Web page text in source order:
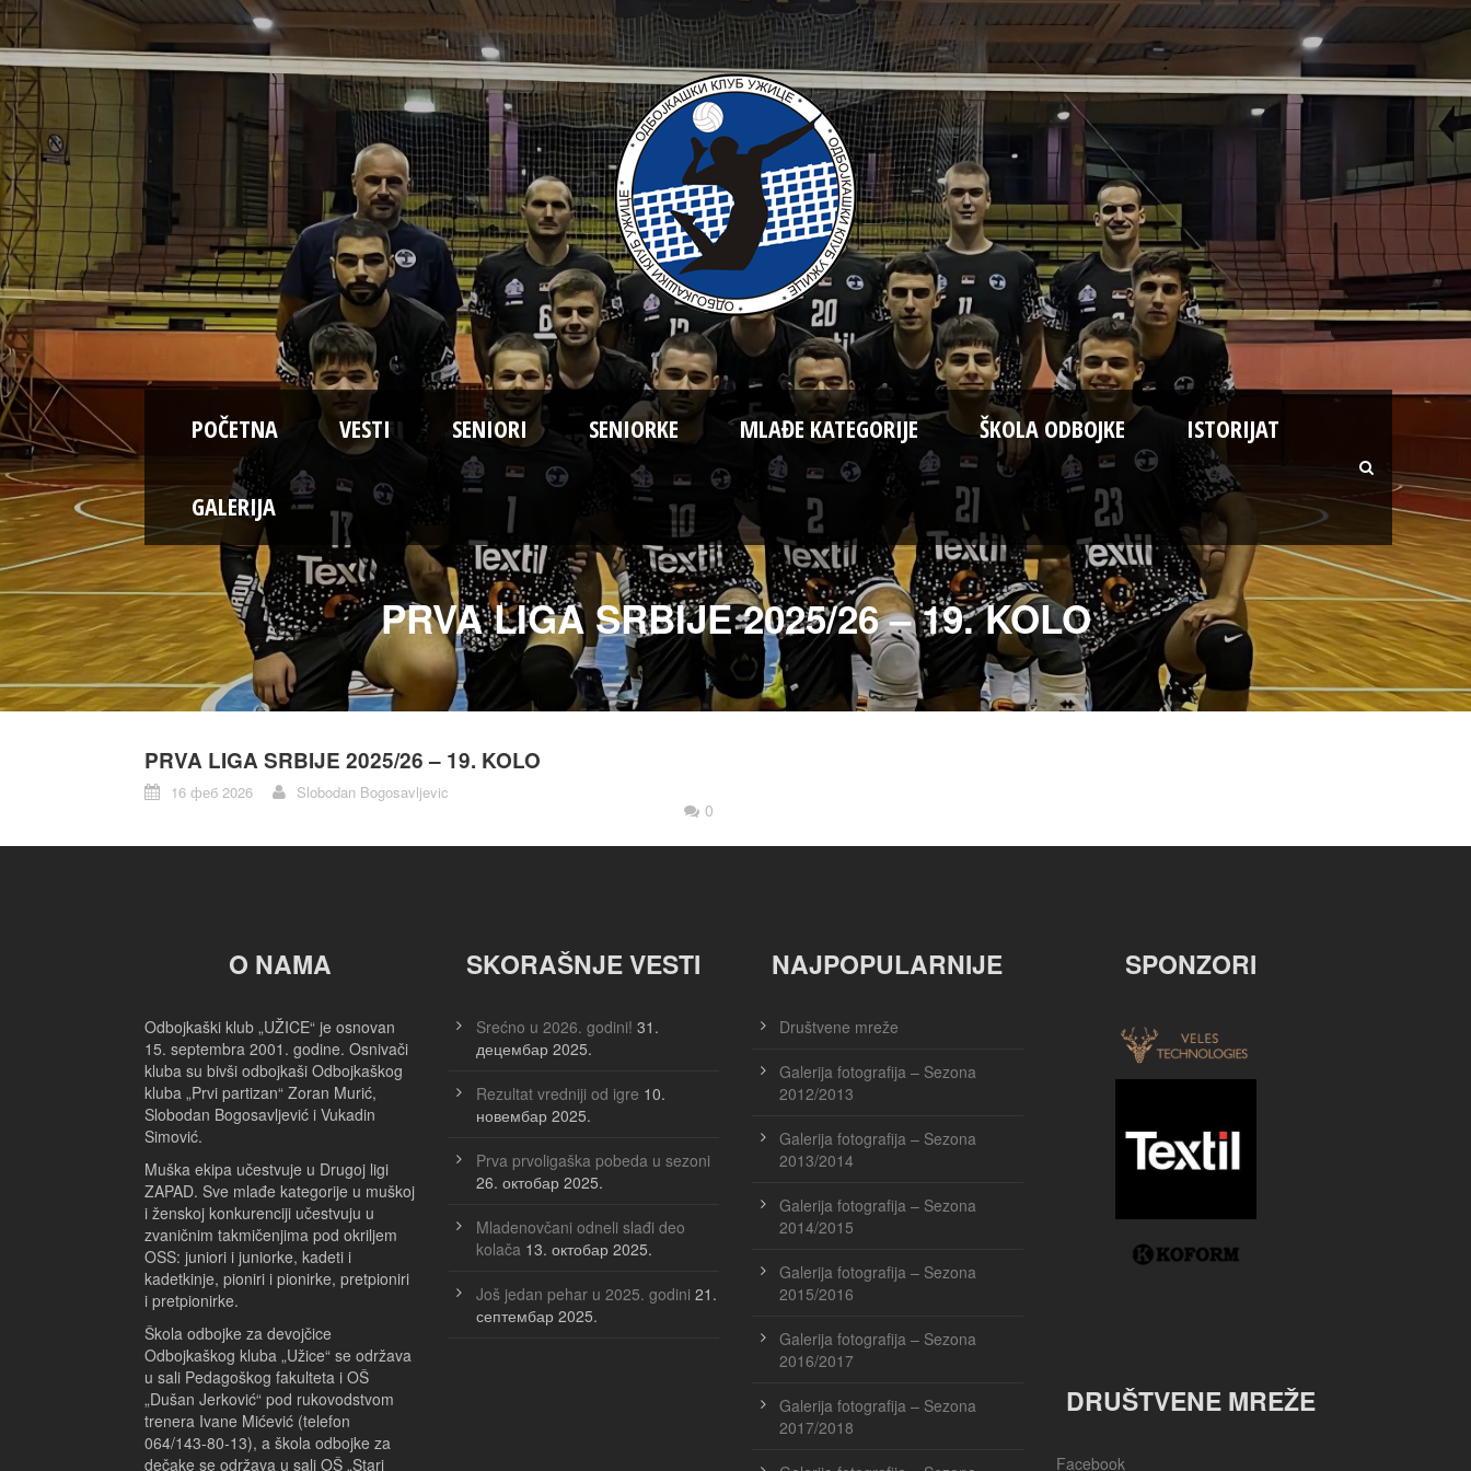
POČETNA VESTI SENIORI SENIORKE MLAĐE KATEGORIJE ŠKOLA ODBOJKE ISTORIJAT
GALERIJA
PRVA LIGA SRBIJE 2025/26 – 19. KOLO
PRVA LIGA SRBIJE 2025/26 – 19. KOLO
16 феб 2026 Slobodan Bogosavljevic
0
O NAMA
Odbojkaški klub „UŽICE“ je osnovan
15. septembra 2001. godine. Osnivači
kluba su bivši odbojkaši Odbojkaškog
kluba „Prvi partizan“ Zoran Murić,
Slobodan Bogosavljević i Vukadin
Simović.
Muška ekipa učestvuje u Drugoj ligi
ZAPAD. Sve mlađe kategorije u muškoj
i ženskoj konkurenciji učestvuju u
zvaničnim takmičenjima pod okriljem
OSS: juniori i juniorke, kadeti i
kadetkinje, pioniri i pionirke, pretpioniri
i pretpionirke.
Škola odbojke za devojčice
Odbojkaškog kluba „Užice“ se održava
u sali Pedagoškog fakulteta i OŠ
„Dušan Jerković“ pod rukovodstvom
trenera Ivane Mićević (telefon
064/143-80-13), a škola odbojke za
dečake se održava u sali OŠ „Stari
SKORAŠNJE VESTI
Srećno u 2026. godini! 31.
децембар 2025.
Rezultat vredniji od igre 10.
новембар 2025.
Prva prvoligaška pobeda u sezoni
26. октобар 2025.
Mladenovčani odneli slađi deo
kolača 13. октобар 2025.
Još jedan pehar u 2025. godini 21.
септембар 2025.
NAJPOPULARNIJE
Društvene mreže
Galerija fotografija – Sezona
2012/2013
Galerija fotografija – Sezona
2013/2014
Galerija fotografija – Sezona
2014/2015
Galerija fotografija – Sezona
2015/2016
Galerija fotografija – Sezona
2016/2017
Galerija fotografija – Sezona
2017/2018
SPONZORI
DRUŠTVENE MREŽE
Facebook